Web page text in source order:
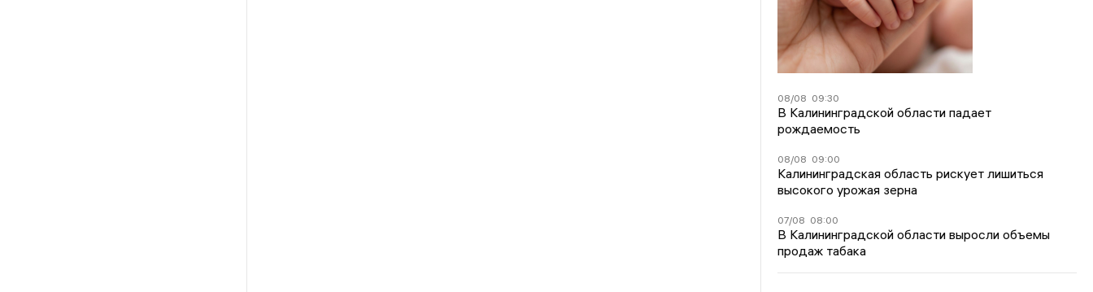
08/08 09:30
В Калининградской области падает
рождаемость
08/08 09:00
Калининградская область рискует лишиться
высокого урожая зерна
07/08 08:00
В Калининградской области выросли объемы
продаж табака